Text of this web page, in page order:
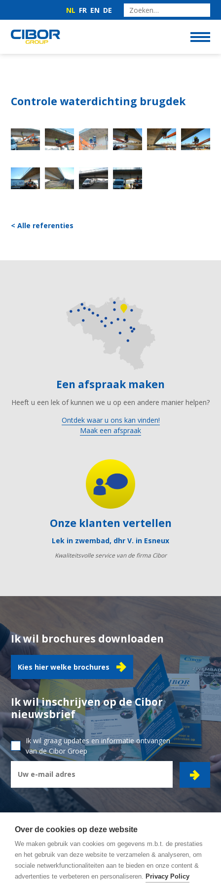
NL FR EN DE
Controle waterdichting brugdek
< Alle referenties
Een afspraak maken
Heeft u een lek of kunnen we u op een andere manier helpen?
Ontdek waar u ons kan vinden!
Maak een afspraak
Onze klanten vertellen
Lek in zwembad, dhr V. in Esneux
Kwaliteitsvolle service van de firma Cibor
Ik wil brochures downloaden
Kies hier welke brochures
Ik wil inschrijven op de Cibor
nieuwsbrief
Ik wil graag updates en informatie ontvangen
van de Cibor Groep
CIBOR GROEP- Ambachtsstraat 7 - 2450 Meerhout
Wegbeschrijving
Algemene Voorwaarden
Over de cookies op deze website
We maken gebruik van cookies om gegevens m.b.t. de prestaties
en het gebruik van deze website te verzamelen & analyseren, om
sociale netwerkfunctionaliteiten aan te bieden en onze content &
advertenties te verbeteren en personaliseren. Privacy Policy